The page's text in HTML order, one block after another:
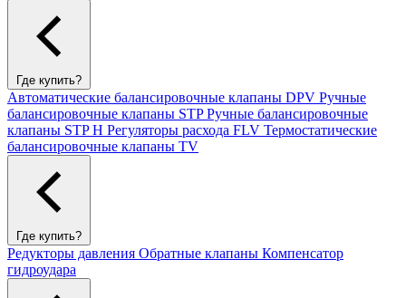
Где купить?
Автоматические балансировочные клапаны DPV Ручные
балансировочные клапаны STPРучные балансировочные
клапаны STP H Регуляторы расхода FLV Термостатические
балансировочные клапаны TV
Где купить?
Редукторы давления Обратные клапаны Компенсатор
гидроудара